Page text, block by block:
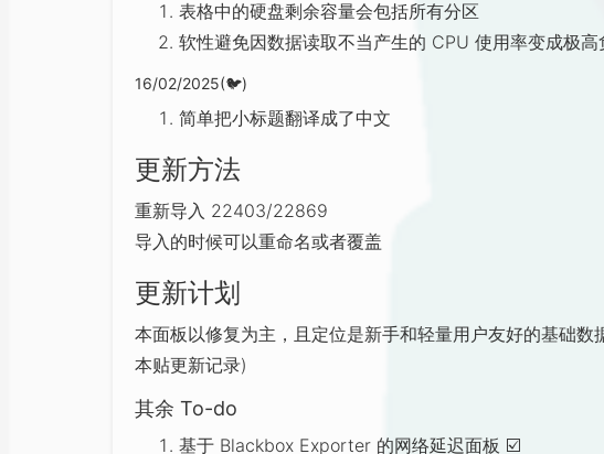
表格中的硬盘剩余容量会包括所有分区
软性避免因数据读取不当产生的 CPU 使用率变成极高
16/02/2025(🐦)
简单把小标题翻译成了中文
更新方法
重新导入 22403/22869
导入的时候可以重命名或者覆盖
更新计划
本面板以修复为主，且定位是新手和轻量用户友好的基础
本贴更新记录)
其余 To-do
基于 Blackbox Exporter 的网络延迟面板 ☑